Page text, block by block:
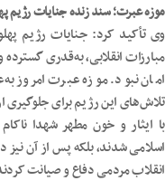
موزه عبرت؛ سند زنده جنایات رژیم
وی تأکید کرد: جنایات رژیم
مبارزات انقلابی، به‌قدری
امان نبود. موزه عبرت امروز
تلاش‌های این رژیم برای جلوگیری
با ایثار و خون مطهر شهدا
اسلامی شدند، بلکه پس از آن
انقلاب مردمی دفاع و صیانت